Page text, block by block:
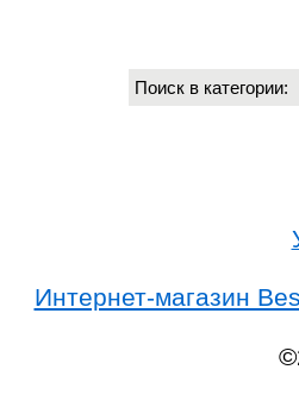
Поиск в
Интернет-магазин